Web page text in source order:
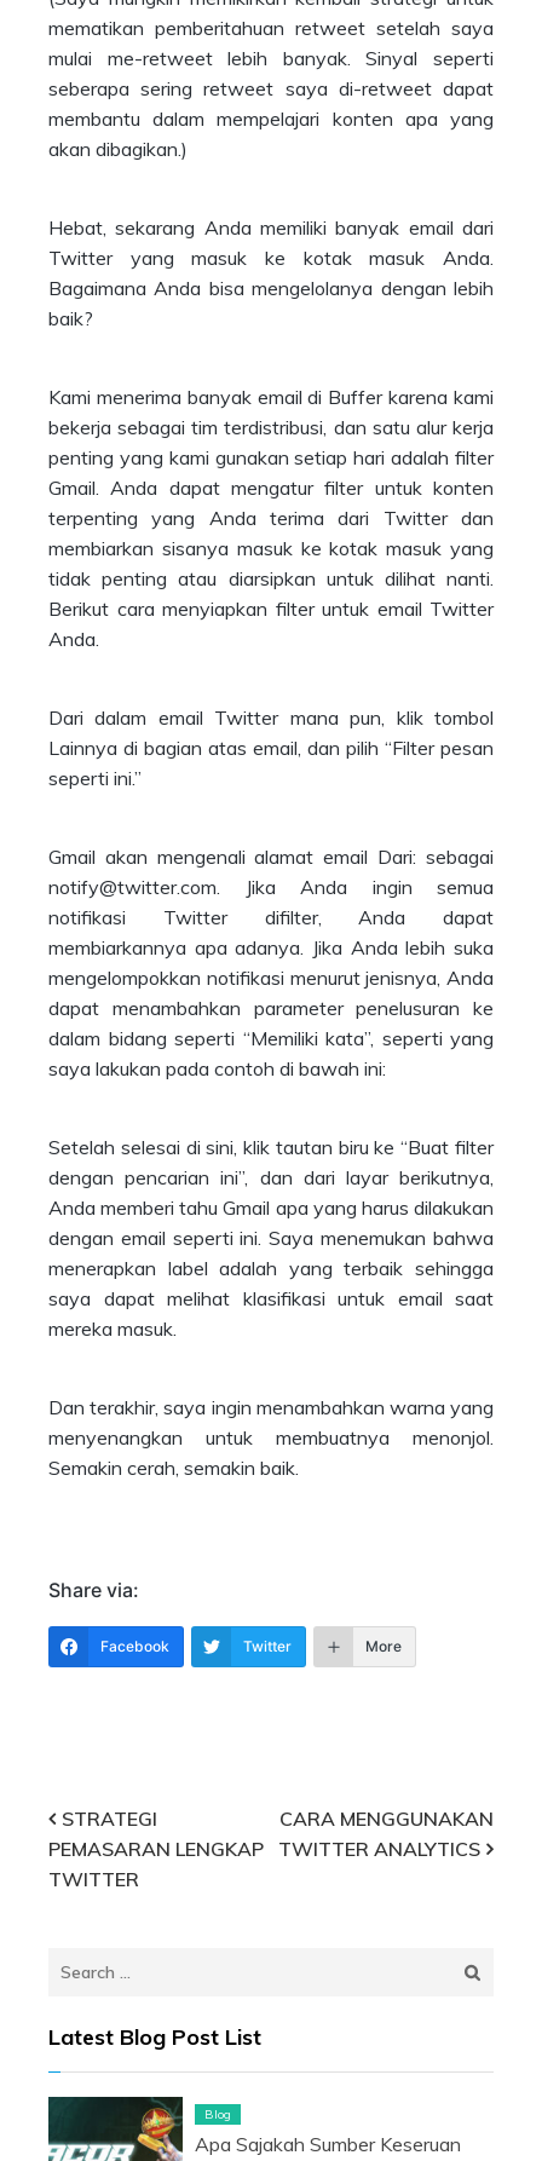
mematikan pemberitahuan retweet setelah saya
mulai me-retweet lebih banyak. Sinyal seperti
seberapa sering retweet saya di-retweet dapat
membantu dalam mempelajari konten apa yang
akan dibagikan.)
Hebat, sekarang Anda memiliki banyak email dari
Twitter yang masuk ke kotak masuk Anda.
Bagaimana Anda bisa mengelolanya dengan lebih
baik?
Kami menerima banyak email di Buffer karena kami
bekerja sebagai tim terdistribusi, dan satu alur kerja
penting yang kami gunakan setiap hari adalah filter
Gmail. Anda dapat mengatur filter untuk konten
terpenting yang Anda terima dari Twitter dan
membiarkan sisanya masuk ke kotak masuk yang
tidak penting atau diarsipkan untuk dilihat nanti.
Berikut cara menyiapkan filter untuk email Twitter
Anda.
Dari dalam email Twitter mana pun, klik tombol
Lainnya di bagian atas email, dan pilih “Filter pesan
seperti ini.”
Gmail akan mengenali alamat email Dari: sebagai
notify@twitter.com. Jika Anda ingin semua
notifikasi Twitter difilter, Anda dapat
membiarkannya apa adanya. Jika Anda lebih suka
mengelompokkan notifikasi menurut jenisnya, Anda
dapat menambahkan parameter penelusuran ke
dalam bidang seperti “Memiliki kata”, seperti yang
saya lakukan pada contoh di bawah ini:
Setelah selesai di sini, klik tautan biru ke “Buat filter
dengan pencarian ini”, dan dari layar berikutnya,
Anda memberi tahu Gmail apa yang harus dilakukan
dengan email seperti ini. Saya menemukan bahwa
menerapkan label adalah yang terbaik sehingga
saya dapat melihat klasifikasi untuk email saat
mereka masuk.
Dan terakhir, saya ingin menambahkan warna yang
menyenangkan untuk membuatnya menonjol.
Semakin cerah, semakin baik.
Share via:
Facebook Twitter More
Post
navigation
STRATEGI
PEMASARAN LENGKAP
TWITTER
CARA MENGGUNAKAN
TWITTER ANALYTICS
Search
Latest Blog Post List
Blog
Apa Sajakah Sumber Keseruan